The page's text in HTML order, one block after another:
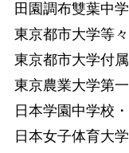
田園調布雙葉中
東京都市大学等
東京都市大学付
東京農業大学第
日本学園中学校
日本女子体育大